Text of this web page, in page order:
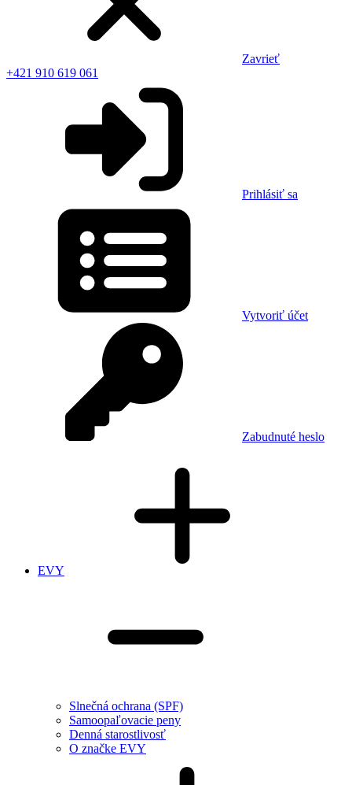
Zavrieť
+421 910 619 061
Prihlásiť sa
Vytvoriť účet
Zabudnuté heslo
EVY
Slnečná ochrana (SPF)
Samoopaľovacie peny
Denná starostlivosť
O značke EVY